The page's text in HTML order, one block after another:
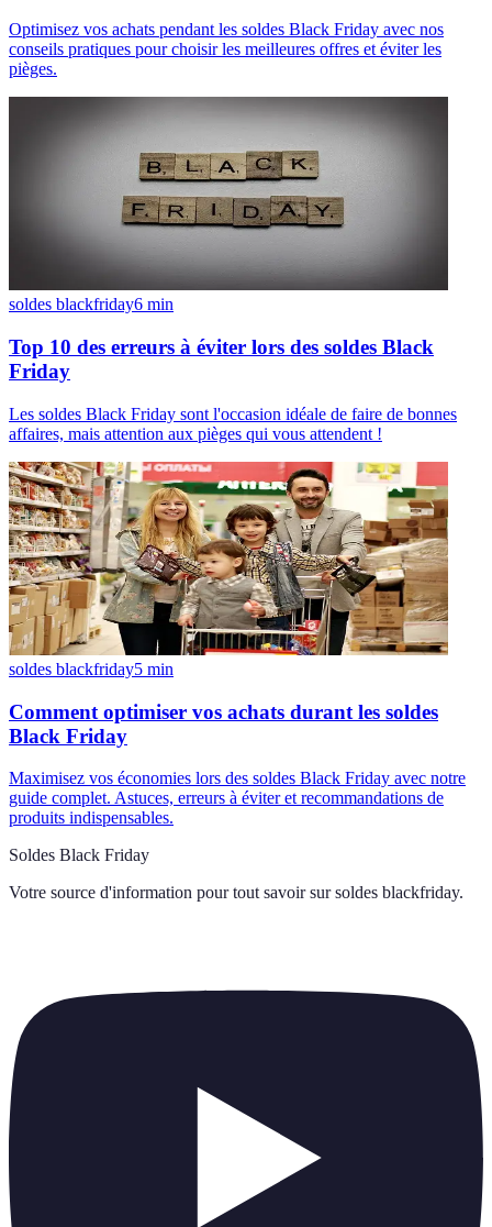
Optimisez vos achats pendant les soldes Black Friday avec nos
conseils pratiques pour choisir les meilleures offres et éviter les
pièges.
soldes blackfriday6 min
Top 10 des erreurs à éviter lors des soldes Black
Friday
Les soldes Black Friday sont l'occasion idéale de faire de bonnes
affaires, mais attention aux pièges qui vous attendent !
soldes blackfriday5 min
Comment optimiser vos achats durant les soldes
Black Friday
Maximisez vos économies lors des soldes Black Friday avec notre
guide complet. Astuces, erreurs à éviter et recommandations de
produits indispensables.
Soldes Black Friday
Votre source d'information pour tout savoir sur soldes blackfriday.